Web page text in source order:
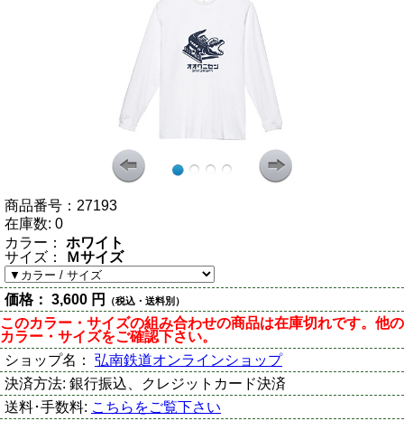
商品番号： 27193
在庫数: 0
カラー：
ホワイト
サイズ：
Ｍサイズ
価格： 3,600 円 （税込・送料別）
このカラー・サイズの組み合わせの商品は在庫切れです。他の
カラー・サイズをご確認下さい。
ショップ名： 弘南鉄道オンラインショップ
決済方法: 銀行振込、クレジットカード決済
送料･手数料: こちらをご覧下さい